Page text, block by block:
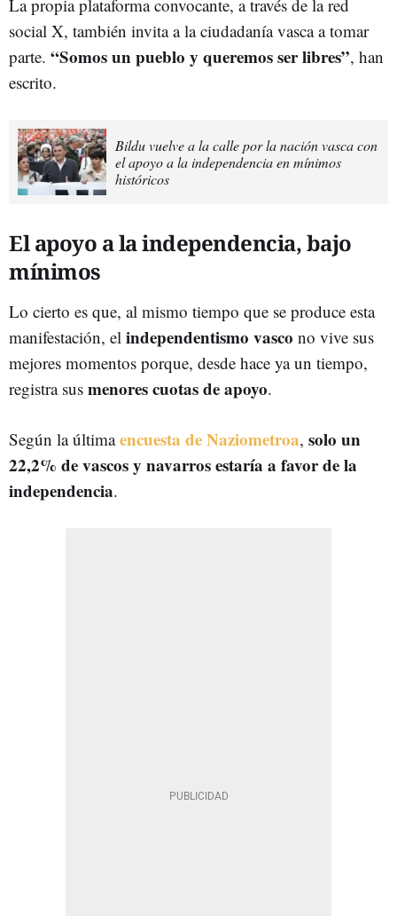
La propia plataforma convocante, a través de la red
social X, también invita a la ciudadanía vasca a tomar
parte. “Somos un pueblo y queremos ser libres”, han
escrito.
Bildu vuelve a la calle por la nación vasca con
el apoyo a la independencia en mínimos
históricos
El apoyo a la independencia, bajo
mínimos
Lo cierto es que, al mismo tiempo que se produce esta
manifestación, el independentismo vasco no vive sus
mejores momentos porque, desde hace ya un tiempo,
registra sus menores cuotas de apoyo.
Según la últimaencuesta de Naziometroa, solo un
22,2% de vascos y navarros estaría a favor de la
independencia.